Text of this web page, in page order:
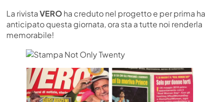
La rivistaVEROha creduto nel progetto e per prima ha
anticipato questa giornata, ora sta a tutte noi renderla
memorabile!